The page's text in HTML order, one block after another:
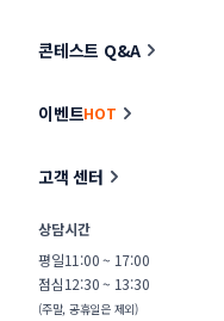
콘테스트 Q&A
이벤트HOT
고객 센터
상담시간
평일11:00 ~ 17:00
점심12:30 ~ 13:30
(주말, 공휴일은 제외)